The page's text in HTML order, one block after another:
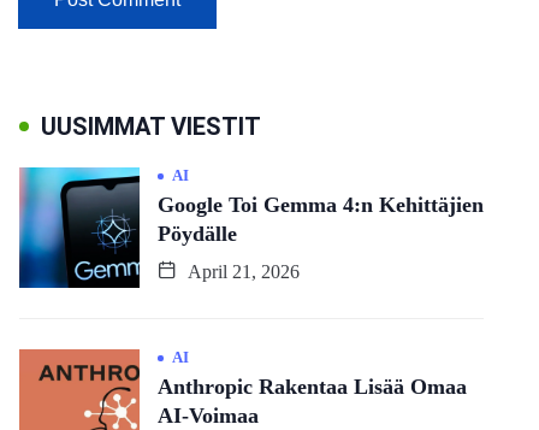
UUSIMMAT VIESTIT
AI
Google Toi Gemma 4:n Kehittäjien
Pöydälle
April 21, 2026
AI
Anthropic Rakentaa Lisää Omaa
AI-Voimaa